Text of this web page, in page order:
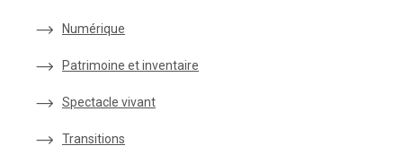
Numérique
Patrimoine et inventaire
Spectacle vivant
Transitions